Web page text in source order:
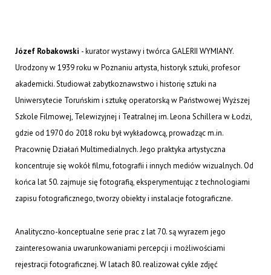
Józef Robakowski - kurator wystawy i twórca GALERII WYMIANY.
Urodzony w 1939 roku w Poznaniu artysta, historyk sztuki, profesor
akademicki. Studiował zabytkoznawstwo i historię sztuki na
Uniwersytecie Toruńskim i sztukę operatorską w Państwowej Wyższej
Szkole Filmowej, Telewizyjnej i Teatralnej im. Leona Schillera w Łodzi,
gdzie od 1970 do 2018 roku był wykładowcą, prowadząc m.in.
Pracownię Działań Multimedialnych. Jego praktyka artystyczna
koncentruje się wokół filmu, fotografii i innych mediów wizualnych. Od
końca lat 50. zajmuje się fotografią, eksperymentując z technologiami
zapisu fotograficznego, tworzy obiekty i instalacje fotograficzne.
Analityczno-konceptualne serie prac z lat 70. są wyrazem jego
zainteresowania uwarunkowaniami percepcji i możliwościami
rejestracji fotograficznej. W latach 80. realizował cykle zdjęć